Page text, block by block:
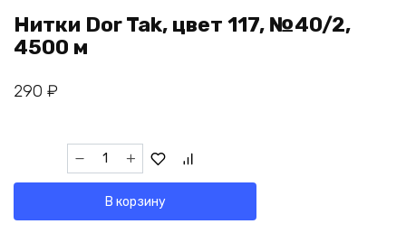
Нитки Dor Tak, цвет 117, №40/2,
4500 м
290 ₽
Количество
товара
В корзину